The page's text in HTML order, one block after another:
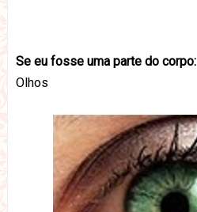
Se eu fosse uma parte do corpo:
Olhos